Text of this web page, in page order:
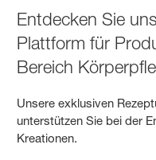
Entdecken Sie
Plattform für
Bereich
Unsere exklusiven
unterstützen Sie bei der
Kreationen.